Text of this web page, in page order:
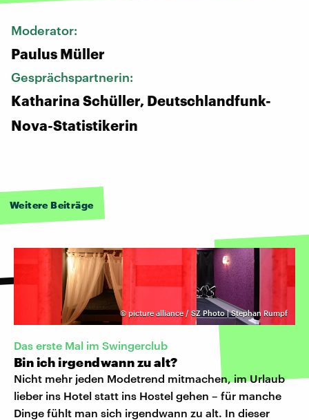
Moderator:
Paulus Müller
Gesprächspartnerin:
Katharina Schüller, Deutschlandfunk-
Nova-Statistikerin
Weitere Beiträge
© picture alliance / SZ Photo | Stephan Rumpf
Das erste Mal im Swingerclub
Bin ich irgendwann zu alt?
Nicht mehr jeden Modetrend mitmachen, im Urlaub
lieber ins Hotel statt ins Hostel gehen – für manche
Dinge fühlt man sich irgendwann zu alt. In dieser